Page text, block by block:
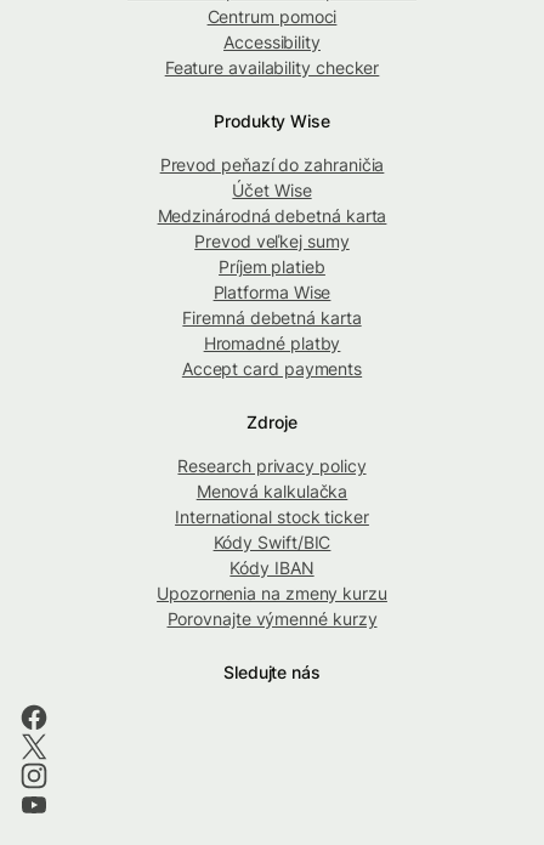
Centrum pomoci
Accessibility
Feature availability checker
Produkty Wise
Prevod peňazí do zahraničia
Účet Wise
Medzinárodná debetná karta
Prevod veľkej sumy
Príjem platieb
Platforma Wise
Firemná debetná karta
Hromadné platby
Accept card payments
Zdroje
Research privacy policy
Menová kalkulačka
International stock ticker
Kódy Swift/BIC
Kódy IBAN
Upozornenia na zmeny kurzu
Porovnajte výmenné kurzy
Sledujte nás